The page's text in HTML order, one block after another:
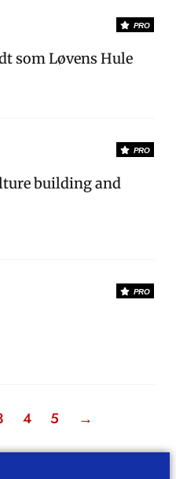
PRO
som Løvens Hule
PRO
building and
PRO
4 5 →